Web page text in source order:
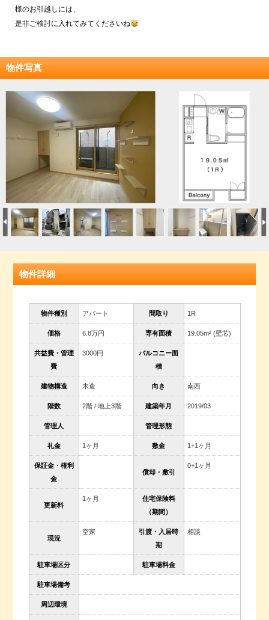
様のお引越しには、
是非ご検討に入れてみてくださいね
物件写真
物件詳細
物件種別 アパート 間取り 1R
価格 6.8万円 専有面積 19.05m² (壁芯)
共益費・管理
費
3000円
バルコニー面
積
建物構造 木造 向き 南西
階数 2階 / 地上3階 建築年月 2019/03
管理人 管理形態
礼金 1ヶ月 敷金 1+1ヶ月
保証金・権利
金
償却・敷引
0+1ヶ月
更新料
1ヶ月
住宅保険料
（期間）
現況
空家
引渡・入居時
期
相談
駐車場区分 駐車場料金
駐車場備考
周辺環境